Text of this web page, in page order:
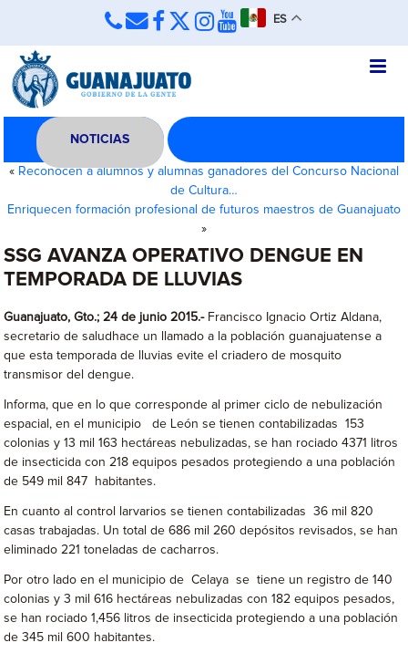
ES
NOTICIAS
« Reconocen a alumnos y alumnas ganadores del Concurso Nacional
de Cultura…
Enriquecen formación profesional de futuros maestros de Guanajuato
»
SSG AVANZA OPERATIVO DENGUE EN
TEMPORADA DE LLUVIAS
Guanajuato, Gto.; 24 de junio 2015.- Francisco Ignacio Ortiz Aldana,
secretario de saludhace un llamado a la población guanajuatense a
que esta temporada de lluvias evite el criadero de mosquito
transmisor del dengue.
Informa, que en lo que corresponde al primer ciclo de nebulización
espacial, en el municipio de León se tienen contabilizadas 153
colonias y 13 mil 163 hectáreas nebulizadas, se han rociado 4371 litros
de insecticida con 218 equipos pesados protegiendo a una población
de 549 mil 847 habitantes.
En cuanto al control larvarios se tienen contabilizadas 36 mil 820
casas trabajadas. Un total de 686 mil 260 depósitos revisados, se han
eliminado 221 toneladas de cacharros.
Por otro lado en el municipio de Celaya se tiene un registro de 140
colonias y 3 mil 616 hectáreas nebulizadas con 182 equipos pesados,
se han rociado 1,456 litros de insecticida protegiendo a una población
de 345 mil 600 habitantes.